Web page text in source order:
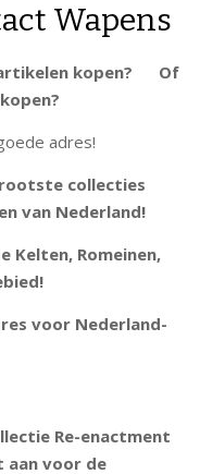
Wapens
artikelen kopen? Of
adres!
collecties
van Nederland!
Kelten, Romeinen,
voor Nederland-
Re-enactment
aan voor de